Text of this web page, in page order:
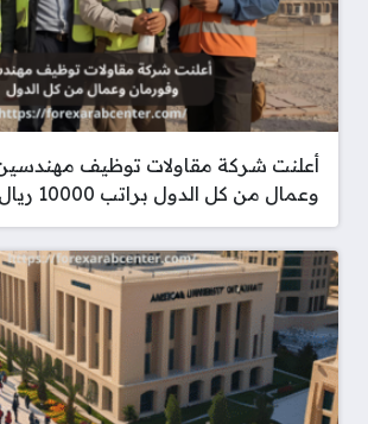
أعلنت شركة مقاولات توظيف
وعمال من كل الدول براتب 10000 ريال